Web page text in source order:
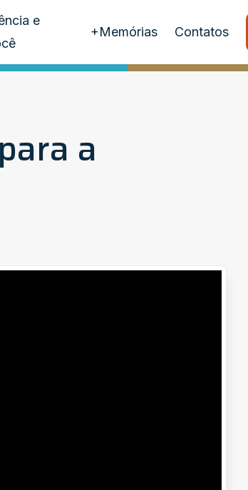
e
+Memórias Contatos
a